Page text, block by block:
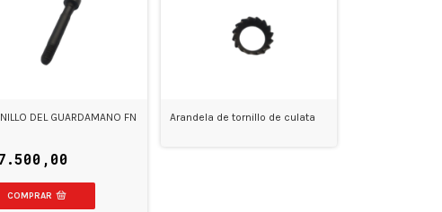
DEL GUARDAMANO FN
Arandela de tornillo de culata